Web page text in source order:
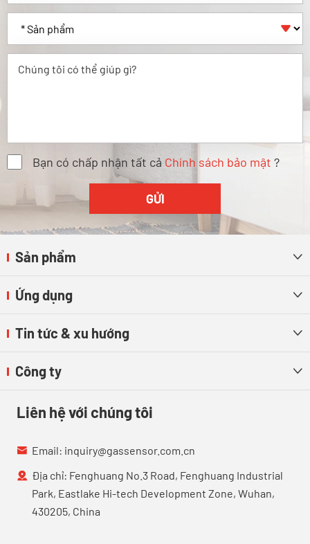

Bạn có chấp nhận tất cả Chính sách bảo mật ?
Sản phẩm 
Ứng dụng 
Tin tức & xu hướng 
Công ty 
Liên hệ với chúng tôi
 Email: inquiry@gassensor.com.cn
 Địa chỉ: Fenghuang No.3 Road, Fenghuang Industrial
Park, Eastlake Hi-tech Development Zone, Wuhan,
430205, China